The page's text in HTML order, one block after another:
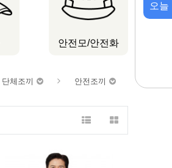
오
안전모/안전화
단체조끼 안전조끼